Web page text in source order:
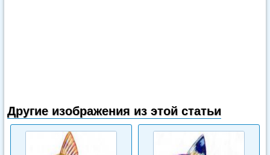
Другие изображения из этой статьи